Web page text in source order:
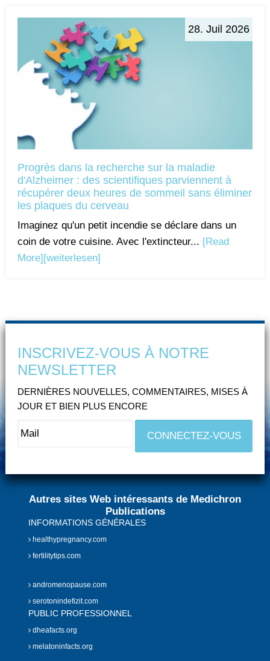
28. Juil 2026
Progrès dans la recherche sur la maladie
d'Alzheimer : des scientifiques parviennent à
récupérer deux heures de sommeil sans éliminer
les plaques du cerveau
Imaginez qu'un petit incendie se déclare dans un
coin de votre cuisine. Avec l'extincteur... [Read
More][weiterlesen]
INSCRIVEZ-VOUS À NOTRE
NEWSLETTER
DERNIÈRES NOUVELLES, COMMENTAIRES, MISES À
JOUR ET BIEN PLUS ENCORE
Autres sites Web intéressants de Medichron
Publications
INFORMATIONS GÉNÉRALES
healthypregnancy.com
fertilitytips.com
andromenopause.com
serotonindefizit.com
PUBLIC PROFESSIONNEL
dheafacts.org
melatoninfacts.org